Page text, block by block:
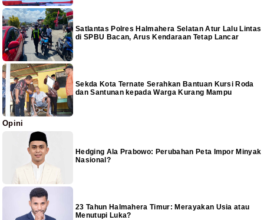
Satlantas Polres Halmahera Selatan Atur Lalu Lintas
di SPBU Bacan, Arus Kendaraan Tetap Lancar
Sekda Kota Ternate Serahkan Bantuan Kursi Roda
dan Santunan kepada Warga Kurang Mampu
Opini
Hedging Ala Prabowo: Perubahan Peta Impor Minyak
Nasional?
23 Tahun Halmahera Timur: Merayakan Usia atau
Menutupi Luka?